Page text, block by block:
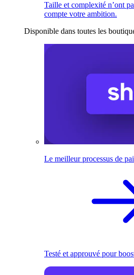
Taille et complexité n’ont
compte votre ambition.
Disponible dans toutes les
Le meilleur processus de
Testé et approuvé pour